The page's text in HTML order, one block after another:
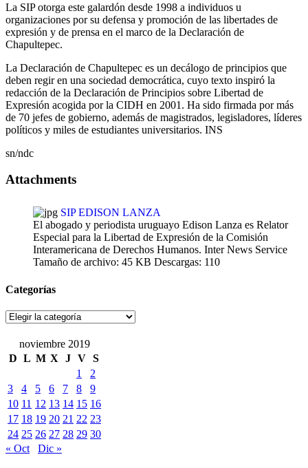
La SIP otorga este galardón desde 1998 a individuos u
organizaciones por su defensa y promoción de las libertades de
expresión y de prensa en el marco de la Declaración de
Chapultepec.
La Declaración de Chapultepec es un decálogo de principios que
deben regir en una sociedad democrática, cuyo texto inspiró la
redacción de la Declaración de Principios sobre Libertad de
Expresión acogida por la CIDH en 2001. Ha sido firmada por más
de 70 jefes de gobierno, además de magistrados, legisladores, líderes
políticos y miles de estudiantes universitarios. INS
sn/ndc
Attachments
SIP EDISON LANZA
El abogado y periodista uruguayo Edison Lanza es Relator
Especial para la Libertad de Expresión de la Comisión
Interamericana de Derechos Humanos. Inter News Service
Tamaño de archivo: 45 KB Descargas: 110
Categorías
Categorías
noviembre 2019
D L M X J V S
1
2
3
4 5 6 7 8
9
10 11 12 13 14 15 16
17 18 19 20 21 22 23
24 25 26 27 28 29 30
« Oct
Dic »